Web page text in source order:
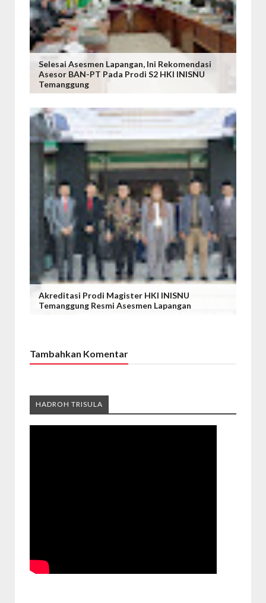
Selesai Asesmen Lapangan, Ini Rekomendasi
Asesor BAN-PT Pada Prodi S2 HKI INISNU
Temanggung
Akreditasi Prodi Magister HKI INISNU
Temanggung Resmi Asesmen Lapangan
Tambahkan Komentar
HADROH TRISULA